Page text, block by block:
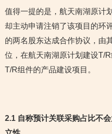
值得一提的是，航天南湖原计
却主动申请注销了该项目的环
的两名股东达成合作协议，由
位，在航天南湖原计划建设T/
T/R组件的产品建设项目。
2.1 自称预计关联采购占比不